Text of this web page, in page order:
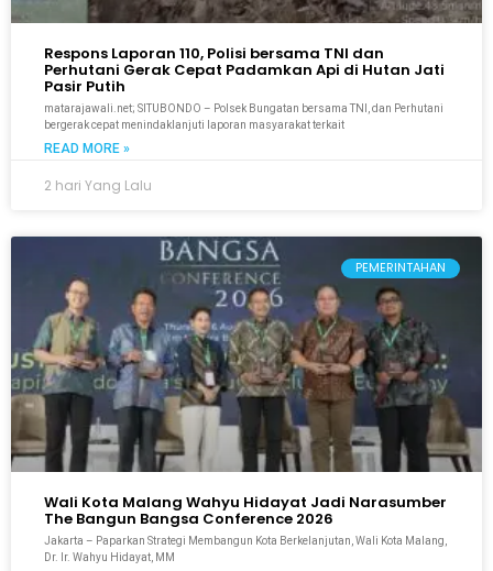
Respons Laporan 110, Polisi bersama TNI dan
Perhutani Gerak Cepat Padamkan Api di Hutan Jati
Pasir Putih
matarajawali.net; SITUBONDO – Polsek Bungatan bersama TNI, dan Perhutani
bergerak cepat menindaklanjuti laporan masyarakat terkait
READ MORE »
2 hari Yang Lalu
PEMERINTAHAN
Wali Kota Malang Wahyu Hidayat Jadi Narasumber
The Bangun Bangsa Conference 2026
Jakarta – Paparkan Strategi Membangun Kota Berkelanjutan, Wali Kota Malang,
Dr. Ir. Wahyu Hidayat, MM